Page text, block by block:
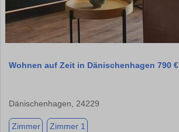
Wohnen auf Zeit in Dänischenhagen 790 €
Dänischenhagen, 24229
Zimmer Zimmer 1